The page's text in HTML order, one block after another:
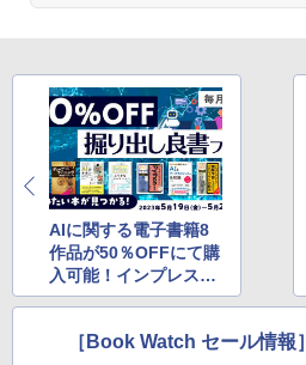
AIに関する電子書籍8
作品が50％OFFにて購
入可能！インプレスの
「毎月開催！掘り出し
［Book Watch セール情報